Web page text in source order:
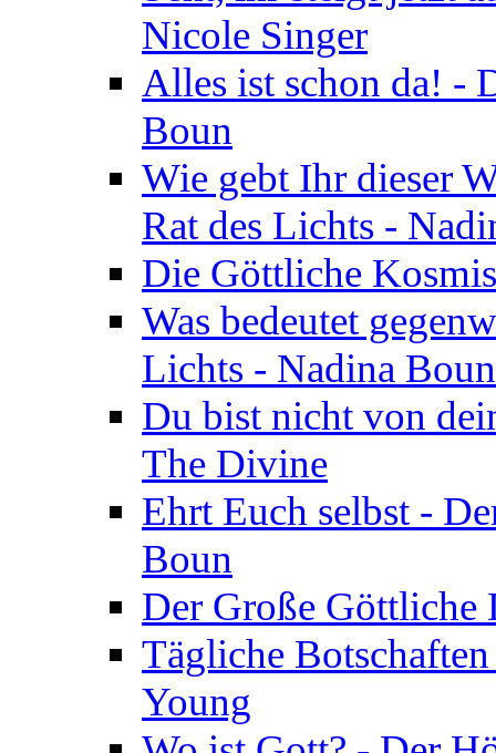
Nicole Singer
Alles ist schon da! -
Boun
Wie gebt Ihr dieser
Rat des Lichts -
Die Göttliche
Was bedeutet
Lichts - Nadina Boun
Du bist nicht von
The Divine
Ehrt Euch selbst -
Boun
Der Große
Tägliche
Young